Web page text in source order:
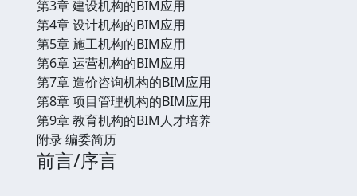
第3章 建设机构的BIM应用
第4章 设计机构的BIM应用
第5章 施工机构的BIM应用
第6章 运营机构的BIM应用
第7章 造价咨询机构的BIM应用
第8章 项目管理机构的BIM应用
第9章 教育机构的BIM人才培养
附录 编委简历
前言/序言